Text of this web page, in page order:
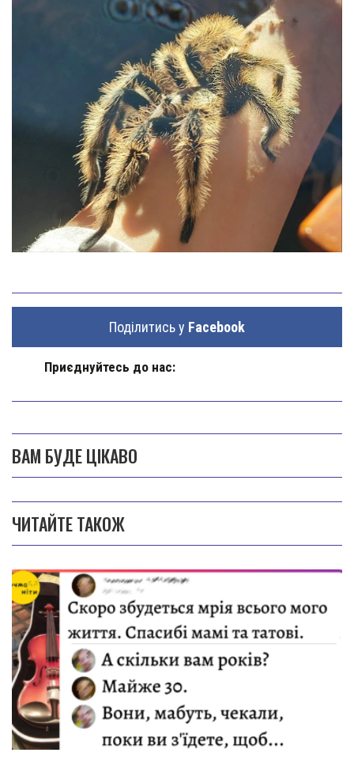
Поділитись у Facebook
Приєднуйтесь до нас:
ВАМ БУДЕ ЦІКАВО
ЧИТАЙТЕ ТАКОЖ